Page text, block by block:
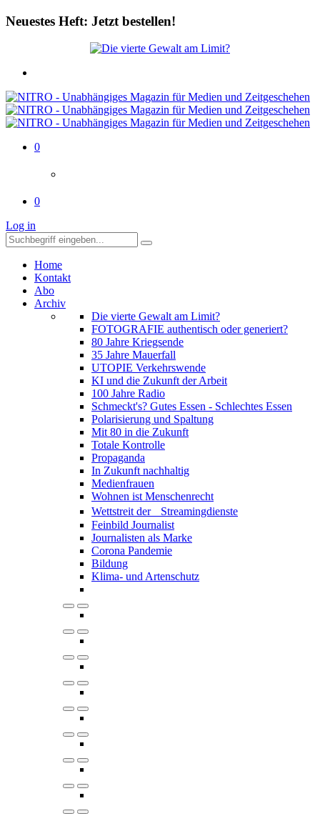
Neuestes Heft: Jetzt bestellen!
0
0
Log in
Home
Kontakt
Abo
Archiv
Die vierte Gewalt am Limit?
FOTOGRAFIE authentisch oder generiert?
80 Jahre Kriegsende
35 Jahre Mauerfall
UTOPIE Verkehrswende
KI und die Zukunft der Arbeit
100 Jahre Radio
Schmeckt's? Gutes Essen - Schlechtes Essen
Polarisierung und Spaltung
Mit 80 in die Zukunft
Totale Kontrolle
Propaganda
In Zukunft nachhaltig
Medienfrauen
Wohnen ist Menschenrecht
Wettstreit der Streamingdienste
Feinbild Journalist
Journalisten als Marke
Corona Pandemie
Bildung
Klima- und Artenschutz